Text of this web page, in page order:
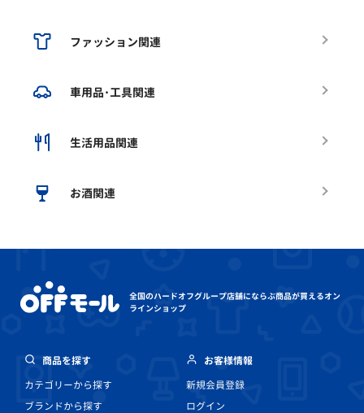
ファッション関連
車用品･工具関連
生活用品関連
お酒関連
全国のハードオフグループ店舗にならぶ商品が買えるオン
ラインショップ
商品を探す
カテゴリーから探す
ブランドから探す
お客様情報
新規会員登録
ログイン